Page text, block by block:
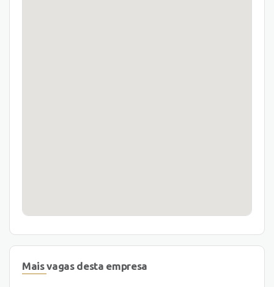
Mais vagas desta empresa